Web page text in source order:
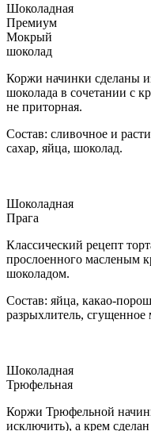
Шоколадная
Премиум
Мокрый
шоколад
Коржи начинки сделаны
шоколада в сочетании с
не приторная.
Состав: сливочное и
сахар, яйца, шоколад.
Шоколадная
Прага
Классический рецепт
прослоенного масленым
шоколадом.
Состав: яйца, какао-
разрыхлитель,
Шоколадная
Трюфельная
Коржи Трюфельной
исключить), а крем